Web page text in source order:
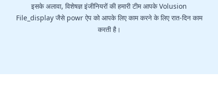
इसके अलावा, विशेषज्ञ इंजीनियरों की हमारी टीम आपके Volusion
File_display जैसे powr ऐप को आपके लिए काम करने के लिए रात-दिन काम
करती है।